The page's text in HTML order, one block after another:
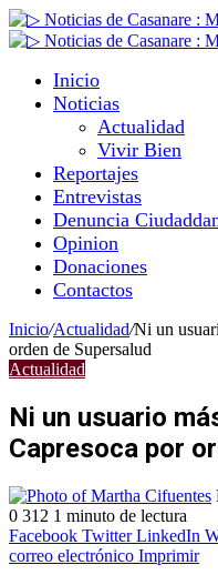
Inicio
Noticias
Actualidad
Vivir Bien
Reportajes
Entrevistas
Denuncia
Opinion
Donaciones
Contactos
Inicio/Actualidad/Ni un
orden de Supersalud
Actualidad
Ni un usuario
Capresoca por
0 312 1 minuto de lectura
Facebook Twitter LinkedIn
correo electrónico Imprimir